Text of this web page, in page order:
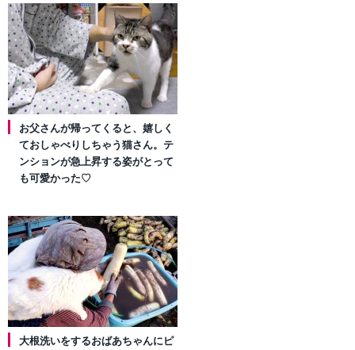
お父さんが帰ってくると、嬉しく
ておしゃべりしちゃう猫さん。テ
ンションが急上昇する姿がとって
も可愛かった♡
大根洗いをするおばあちゃんにピ